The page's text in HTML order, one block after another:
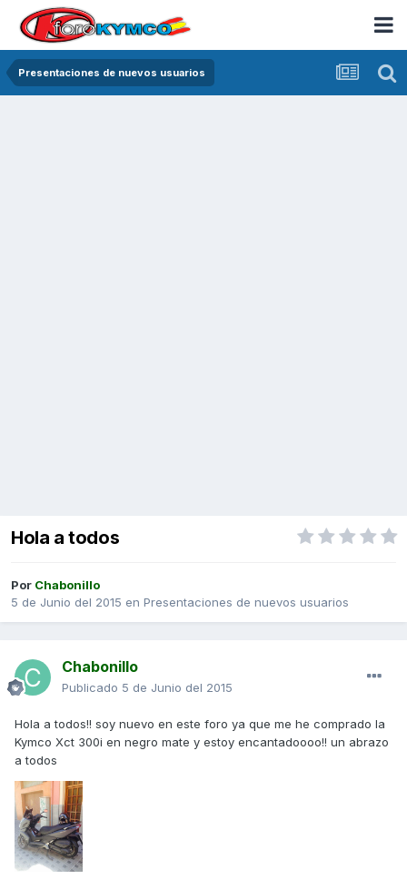
Presentaciones de nuevos usuarios
Hola a todos
Por Chabonillo
5 de Junio del 2015 en Presentaciones de nuevos usuarios
Chabonillo
Publicado 5 de Junio del 2015
Hola a todos!! soy nuevo en este foro ya que me he comprado la
Kymco Xct 300i en negro mate y estoy encantadoooo!! un abrazo
a todos